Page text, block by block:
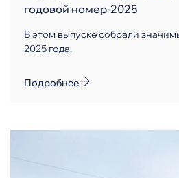
годовой номер-2025
В этом выпуске собрали
2025 года.
Подробнее